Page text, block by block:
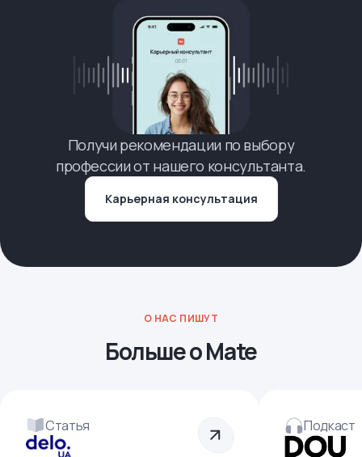
Получи рекомендации по выбору
профессии от нашего консультанта.
Карьерная консультация
О НАС ПИШУТ
Больше о Mate
Статья Подкаст